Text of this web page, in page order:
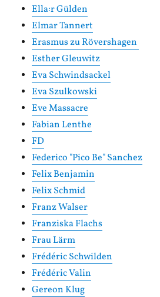
Ella:r Gülden
Elmar Tannert
Erasmus zu Rövershagen
Esther Gleuwitz
Eva Schwindsackel
Eva Szulkowski
Eve Massacre
Fabian Lenthe
FD
Federico "Pico Be" Sanchez
Felix Benjamin
Felix Schmid
Franz Walser
Franziska Flachs
Frau Lärm
Frédéric Schwilden
Frédéric Valin
Gereon Klug